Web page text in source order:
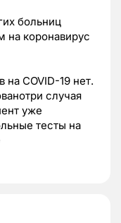
больниц
на коронавирус
COVID-19 нет.
случая
уже
тесты на